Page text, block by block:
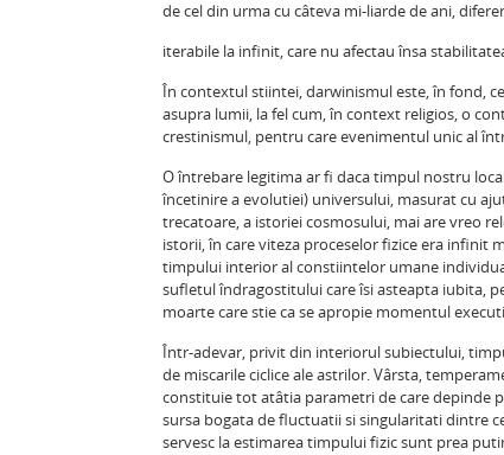
de cel din urma cu câteva mi-liarde de ani,
iterabile la infinit, care nu afectau însa
În contextul stiintei, darwinismul este, în fond,
asupra lumii, la fel cum, în context religios, o
crestinismul, pentru care evenimentul unic al
O întrebare legitima ar fi daca timpul nostru
încetinire a evolutiei) universului, masurat cu
trecatoare, a istoriei cosmosului, mai are vreo
istorii, în care viteza proceselor fizice era infinit
timpului interior al constiintelor umane
sufletul îndragostitului care îsi asteapta iubita,
moarte care stie ca se apropie momentul
Într-adevar, privit din interiorul subiectului,
de miscarile ciclice ale astrilor. Vârsta,
constituie tot atâtia parametri de care depinde
sursa bogata de fluctuatii si singularitati dintre
servesc la estimarea timpului fizic sunt prea